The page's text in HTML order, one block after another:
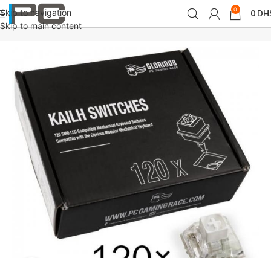
Skip to navigation
Skip to main content
0 0
Accueil Claviers